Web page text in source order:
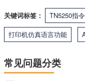
关键词标签： TN5250指
打印机仿真语言功能
常见问题分类